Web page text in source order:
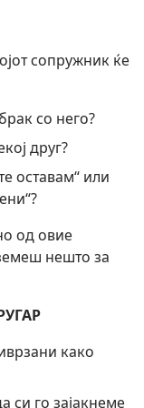
сопружник ќе
со него?
друг?
оставам“ или
од овие
нешто за
како
го зајакнеме